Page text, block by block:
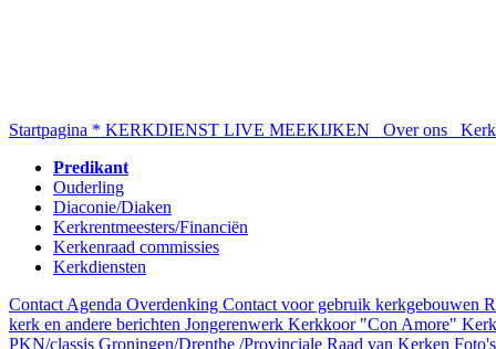
Startpagina * KERKDIENST LIVE MEEKIJKEN Over ons
Predikant
Ouderling
Diaconie/Diaken
Kerkrentmeesters/Financiën
Kerkenraad commissies
Kerkdiensten
Contact Agenda Overdenking Contact voor gebruik kerkgebouwen
kerk en andere berichten Jongerenwerk Kerkkoor "Con Amore"
PKN/classis Groningen/Drenthe /Provinciale Raad van Kerken